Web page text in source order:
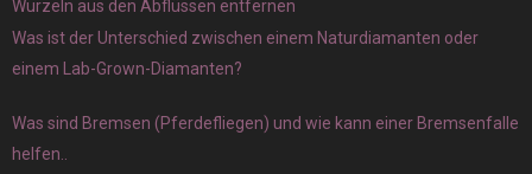
Wurzeln aus den Abflüssen entfernen
Was ist der Unterschied zwischen einem Naturdiamanten oder
einem Lab-Grown-Diamanten?
Was sind Bremsen (Pferdefliegen) und wie kann einer Bremsenfalle
helfen..